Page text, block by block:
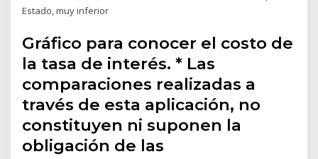
Estado, muy inferior
Gráfico para conocer el costo de
la tasa de interés. * Las
comparaciones realizadas a
través de esta aplicación, no
constituyen ni suponen la
obligación de las